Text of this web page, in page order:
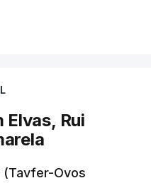
Elvas, Rui
(Tavfer-Ovos